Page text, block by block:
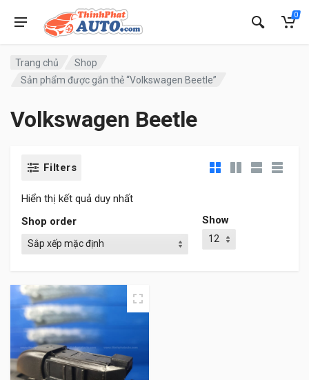
0
Trang chủ
Shop
Sản phẩm được gắn thẻ “Volkswagen Beetle”
Volkswagen Beetle
Filters
Hiển thị kết quả duy nhất
Shop order
Show